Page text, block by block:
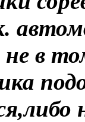
в